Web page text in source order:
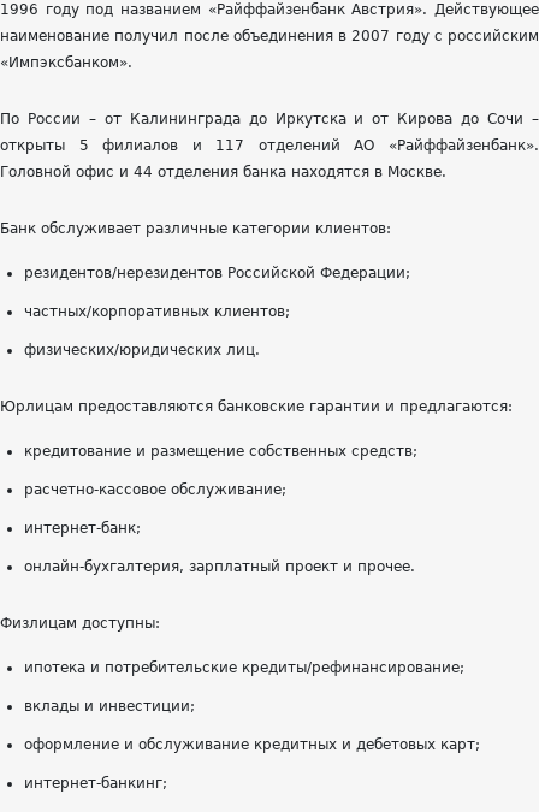
1996 году под названием «Райффайзенбанк Австрия». Действующее
наименование получил после объединения в 2007 году с российским
«Импэксбанком».
По России – от Калининграда до Иркутска и от Кирова до Сочи –
открыты 5 филиалов и 117 отделений АО «Райффайзенбанк».
Головной офис и 44 отделения банка находятся в Москве.
Банк обслуживает различные категории клиентов:
резидентов/нерезидентов Российской Федерации;
частных/корпоративных клиентов;
физических/юридических лиц.
Юрлицам предоставляются банковские гарантии и предлагаются:
кредитование и размещение собственных средств;
расчетно-кассовое обслуживание;
интернет-банк;
онлайн-бухгалтерия, зарплатный проект и прочее.
Физлицам доступны:
ипотека и потребительские кредиты/рефинансирование;
вклады и инвестиции;
оформление и обслуживание кредитных и дебетовых карт;
интернет-банкинг;